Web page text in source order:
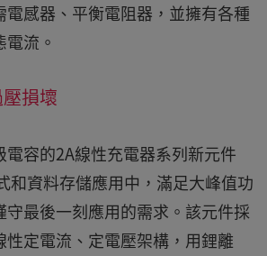
感器、平衡電阻器，並擁有各種
流。
損壞
容的2A線性充電器系列新元件
和資料存儲應用中，滿足大峰值功
守最後一刻應用的需求。該元件採
性定電流、定電壓架構，用鋰離